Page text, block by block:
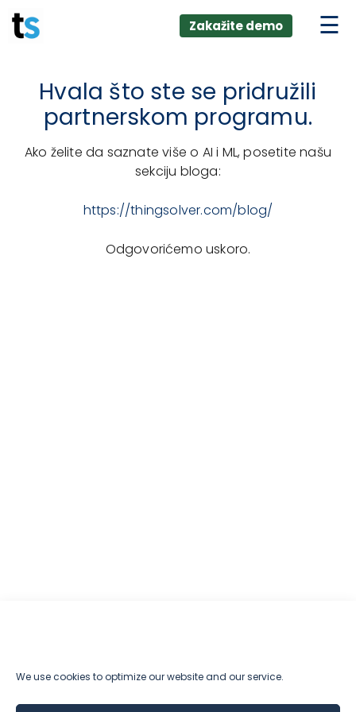
We use cookies to optimize our website and our service.
Skip
to
AI +
Zakažite demo
Hvala što ste se pridružili
partnerskom programu.
Ako želite da saznate više o AI i ML, posetite našu
sekciju bloga:
https://thingsolver.com/blog/
Odgovorićemo uskoro.